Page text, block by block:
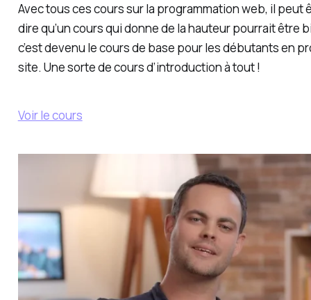
Avec tous ces cours sur la programmation web, il peut
dire qu’un cours qui donne de la hauteur pourrait être
c’est devenu lecours de base pour les débutants en
site. Une sorte de cours d’introduction à tout !
Voir le cours